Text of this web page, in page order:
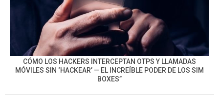
CÓMO LOS HACKERS INTERCEPTAN OTPS Y LLAMADAS
MÓVILES SIN ‘HACKEAR’ — EL INCREÍBLE PODER DE LOS SIM
BOXES”